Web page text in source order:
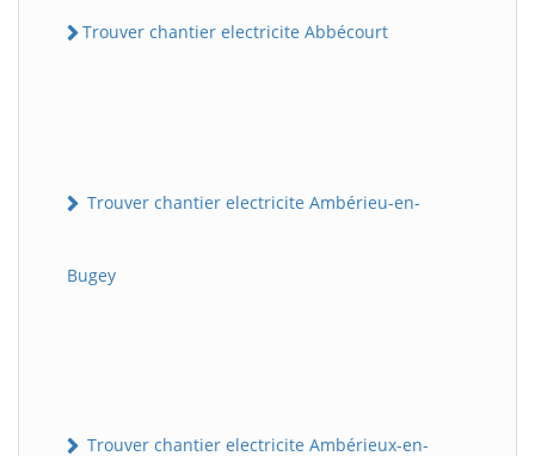
Trouver chantier electricite Abbécourt
Trouver chantier electricite Ambérieu-en-
Bugey
Trouver chantier electricite Ambérieux-en-